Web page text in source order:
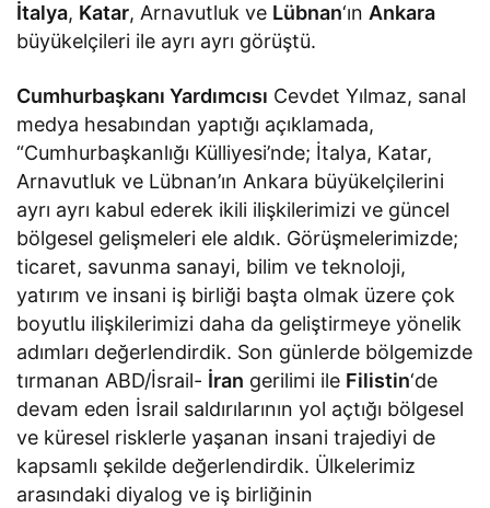
İtalya, Katar, Arnavutluk ve Lübnan‘ınAnkara
büyükelçileri ile ayrı ayrı görüştü.
Cumhurbaşkanı Yardımcısı Cevdet Yılmaz, sanal
medya hesabından yaptığı açıklamada,
“Cumhurbaşkanlığı Külliyesi’nde; İtalya, Katar,
Arnavutluk ve Lübnan’ın Ankara büyükelçilerini
ayrı ayrı kabul ederek ikili ilişkilerimizi ve güncel
bölgesel gelişmeleri ele aldık. Görüşmelerimizde;
ticaret, savunma sanayi, bilim ve teknoloji,
yatırım ve insani iş birliği başta olmak üzere çok
boyutlu ilişkilerimizi daha da geliştirmeye yönelik
adımları değerlendirdik. Son günlerde bölgemizde
tırmanan ABD/İsrail- İran gerilimi ile Filistin‘de
devam eden İsrail saldırılarının yol açtığı bölgesel
ve küresel risklerle yaşanan insani trajediyi de
kapsamlı şekilde değerlendirdik. Ülkelerimiz
arasındaki diyalog ve iş birliğinin